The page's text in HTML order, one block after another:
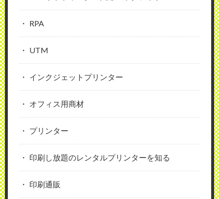
RPA
UTM
インクジェットプリンター
オフィス用商材
プリンター
印刷し放題のレンタルプリンターを知る
印刷通販